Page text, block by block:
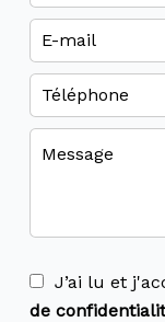
J’ai lu et
de